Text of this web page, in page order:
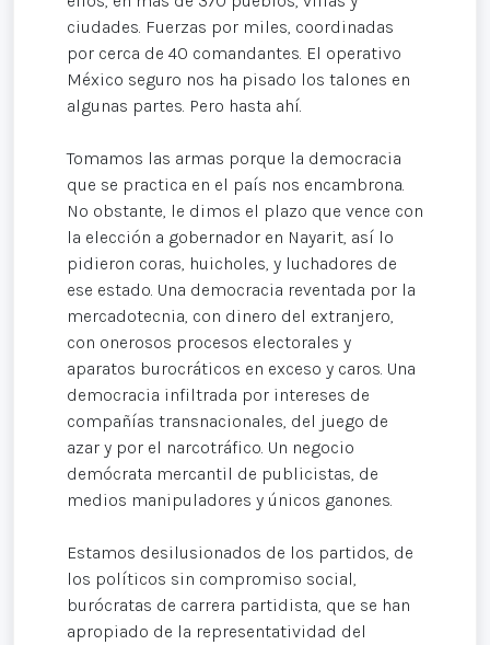
ciudades. Fuerzas por miles, coordinadas
por cerca de 40 comandantes. El operativo
México seguro nos ha pisado los talones en
algunas partes. Pero hasta ahí.
Tomamos las armas porque la democracia
que se practica en el país nos encambrona.
No obstante, le dimos el plazo que vence con
la elección a gobernador en Nayarit, así lo
pidieron coras, huicholes, y luchadores de
ese estado. Una democracia reventada por la
mercadotecnia, con dinero del extranjero,
con onerosos procesos electorales y
aparatos burocráticos en exceso y caros. Una
democracia infiltrada por intereses de
compañías transnacionales, del juego de
azar y por el narcotráfico. Un negocio
demócrata mercantil de publicistas, de
medios manipuladores y únicos ganones.
Estamos desilusionados de los partidos, de
los políticos sin compromiso social,
burócratas de carrera partidista, que se han
apropiado de la representatividad del